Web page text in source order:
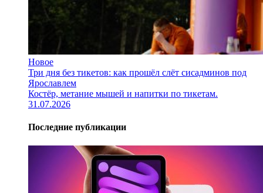
Новое
Три дня без тикетов: как прошёл слёт сисадминов под
Ярославлем
Костёр, метание мышей и напитки по тикетам.
31.07.2026
Последние публикации